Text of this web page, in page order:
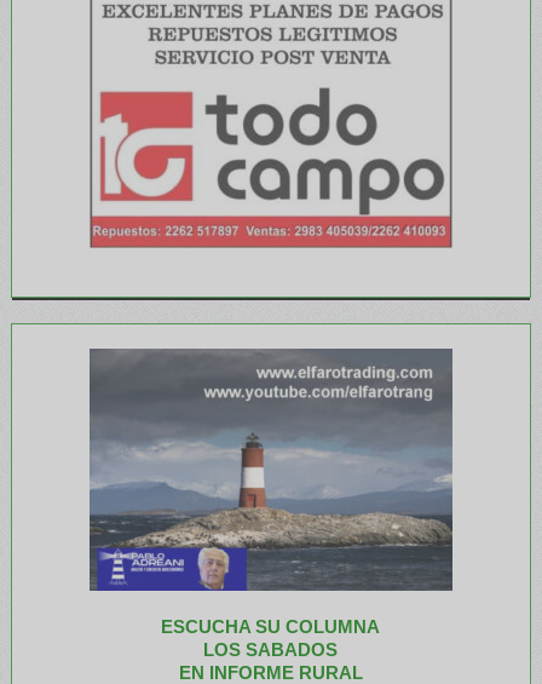
ESCUCHA SU COLUMNA
LOS SABADOS
EN INFORME RURAL